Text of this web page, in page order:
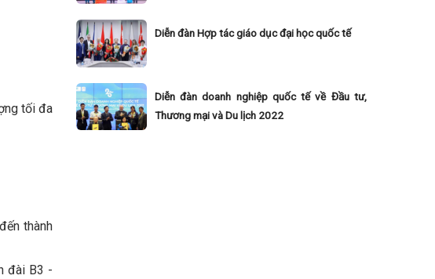
tối đa
thành
đài B3 -
Diễn đàn Hợp tác giáo dục đại học quốc tế
Diễn đàn doanh nghiệp quốc tế về Đầu tư,
Thương mại và Du lịch 2022